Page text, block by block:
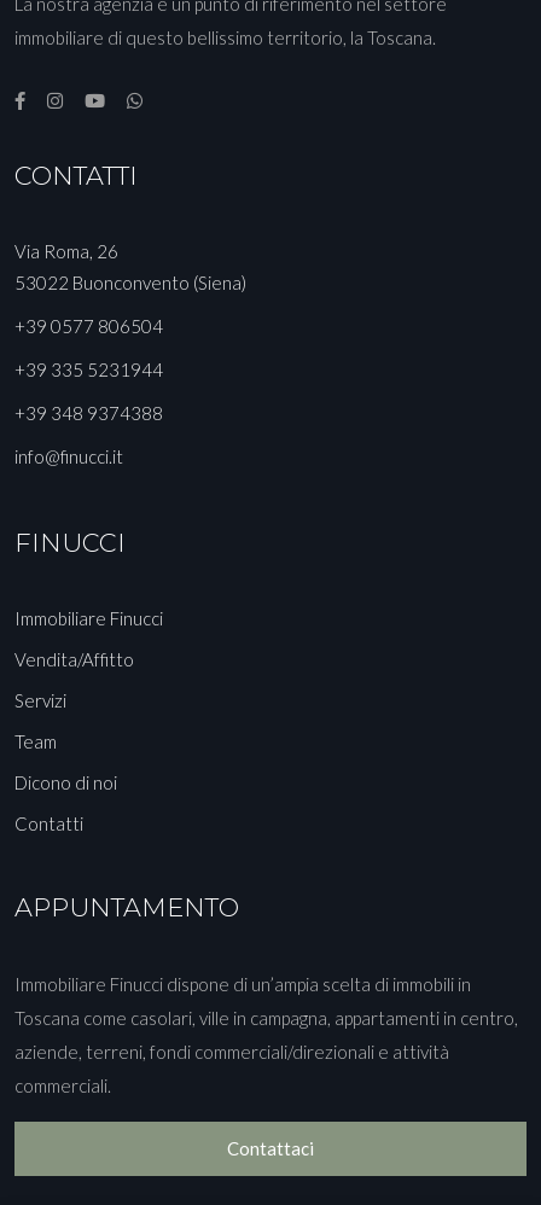
immobiliare di questo bellissimo territorio, la Toscana.
CONTATTI
Via Roma, 26
53022 Buonconvento (Siena)
+39 0577 806504
+39 335 5231944
+39 348 9374388
info@finucci.it
FINUCCI
Immobiliare Finucci
Vendita/Affitto
Servizi
Team
Dicono di noi
Contatti
APPUNTAMENTO
Immobiliare Finucci dispone di un’ampia scelta di immobili in
Toscana come casolari, ville in campagna, appartamenti in centro,
aziende, terreni, fondi commerciali/direzionali e attività
commerciali.
Contattaci